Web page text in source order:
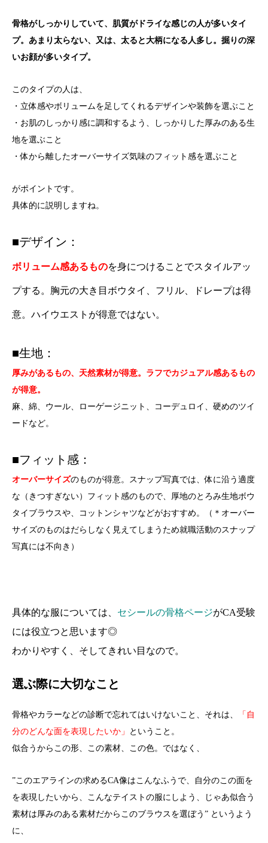
骨格がしっかりしていて、肌質がドライな感じの人が多いタイ
プ。あまり太らない、又は、太ると大柄になる人多し。掘りの深
いお顔が多いタイプ。
このタイプの人は、
・立体感やボリュームを足してくれるデザインや装飾を選ぶこと
・お肌のしっかり感に調和するよう、しっかりした厚みのある生
地を選ぶこと
・体から離したオーバーサイズ気味のフィット感を選ぶこと
がポイントです。
具体的に説明しますね。
■デザイン：
ボリューム感あるものを身につけることでスタイルアッ
プする。胸元の大き目ボウタイ、フリル、ドレープは得
意。ハイウエストが得意ではない。
■生地：
厚みがあるもの、天然素材が得意。ラフでカジュアル感あるもの
が得意。
麻、綿、ウール、ローゲージニット、コーデュロイ、硬めのツイ
ードなど。
■フィット感：
オーバーサイズのものが得意。スナップ写真では、体に沿う適度
な（きつすぎない）フィット感のもので、厚地のとろみ生地ボウ
タイブラウスや、コットンシャツなどがおすすめ。（＊オーバー
サイズのものはだらしなく見えてしまうため就職活動のスナップ
写真には不向き）
具体的な服については、 セシールの骨格ページがCA受験
には役立つと思います◎
わかりやすく、そしてきれい目なので。
選ぶ際に大切なこと
骨格やカラーなどの診断で忘れてはいけないこと、それは、
「自
分のどんな面を表現したいか」
ということ。
似合うからこの形、この素材、この色。ではなく、
”このエアラインの求めるCA像はこんなふうで、自分のこの面を
を表現したいから、こんなテイストの服にしよう、じゃあ似合う
素材は厚みのある素材だからこのブラウスを選ぼう” というよう
に、